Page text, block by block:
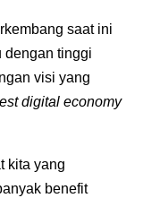
saat ini
dengan tinggi
visi yang
digital economy
kita yang
benefit